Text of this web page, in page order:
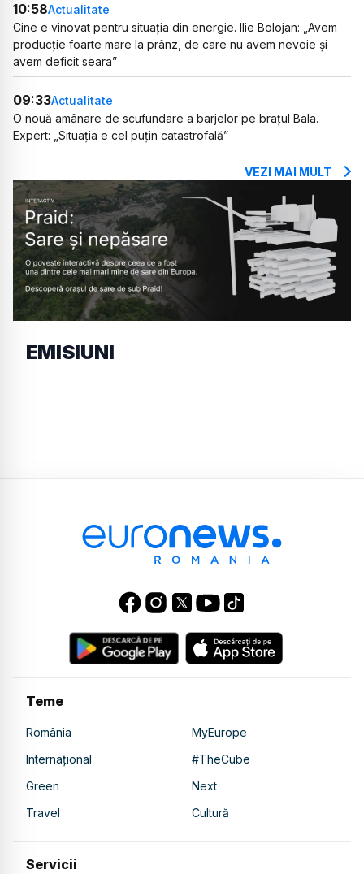
10:58Actualitate
Cine e vinovat pentru situația din energie. Ilie Bolojan: „Avem
producție foarte mare la prânz, de care nu avem nevoie și
avem deficit seara”
09:33Actualitate
O nouă amânare de scufundare a barjelor pe brațul Bala.
Expert: „Situația e cel puțin catastrofală”
VEZI MAI MULT
EMISIUNI
Teme
România
MyEurope
Internațional
#TheCube
Green
Next
Travel
Cultură
Servicii